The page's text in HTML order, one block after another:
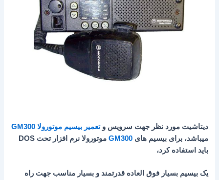
دیتاشیت مورد نظر جهت سرویس وتعمیر بیسیم موتورولا GM300
میباشد، برای بیسیم هایGM300
موتورولا نرم افزار تحت DOS
باید استفاده کرد،
یک بیسیم بسیار فوق العاده قدرتمند و بسیار مناسب جهت راه